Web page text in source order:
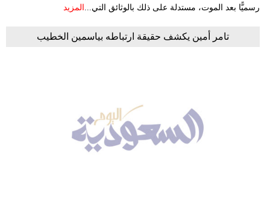
رسميًّا بعد الموت، مستدلة على ذلك بالوثائق التي... المزيد
تامر أمين يكشف حقيقة ارتباطه بياسمين الخطيب